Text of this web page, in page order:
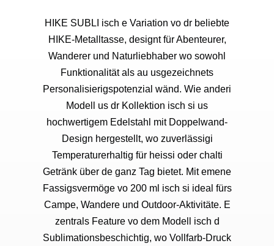
HIKE SUBLI isch e Variation vo dr beliebte
HIKE-Metalltasse, designt für Abenteurer,
Wanderer und Naturliebhaber wo sowohl
Funktionalität als au usgezeichnets
Personalisierigspotenzial wänd. Wie anderi
Modell us dr Kollektion isch si us
hochwertigem Edelstahl mit Doppelwand-
Design hergestellt, wo zuverlässigi
Temperaturerhaltig für heissi oder chalti
Getränk über de ganz Tag bietet. Mit emene
Fassigsvermöge vo 200 ml isch si ideal fürs
Campe, Wandere und Outdoor-Aktivitäte. E
zentrals Feature vo dem Modell isch d
Sublimationsbeschichtig, wo Vollfarb-Druck